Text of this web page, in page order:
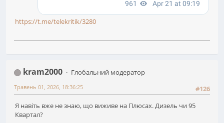
https://t.me/telekritik/3280
kram2000
Глобальний модератор
#126
Травень 01, 2026, 18:36:25
Я навіть вже не знаю, що виживе на Плюсах. Дизель чи 95
Квартал?